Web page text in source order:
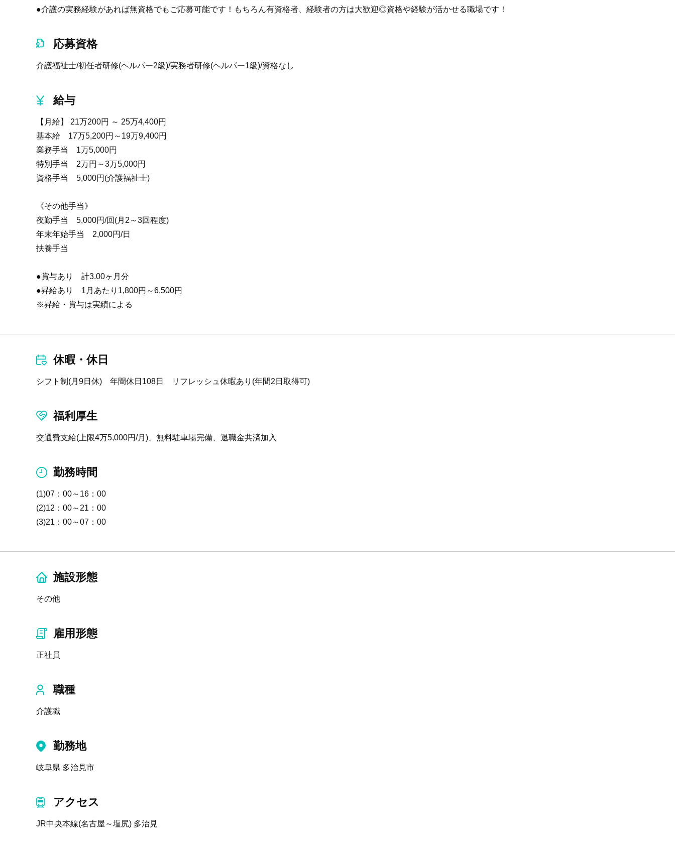
●介護の実務経験があれば無資格でもご応募可能です！もちろん有資格者、経験者の方は大歓迎◎資格や経験が活かせる職場です！
応募資格
介護福祉士/初任者研修(ヘルパー2級)/実務者研修(ヘルパー1級)/資格なし
給与
【月給】 21万200円 ～ 25万4,400円
基本給 17万5,200円～19万9,400円
業務手当 1万5,000円
特別手当 2万円～3万5,000円
資格手当 5,000円(介護福祉士)
《その他手当》
夜勤手当 5,000円/回(月2～3回程度)
年末年始手当 2,000円/日
扶養手当
●賞与あり 計3.00ヶ月分
●昇給あり 1月あたり1,800円～6,500円
※昇給・賞与は実績による
休暇・休日
シフト制(月9日休) 年間休日108日 リフレッシュ休暇あり(年間2日取得可)
福利厚生
交通費支給(上限4万5,000円/月)、無料駐車場完備、退職金共済加入
勤務時間
(1)07：00～16：00
(2)12：00～21：00
(3)21：00～07：00
施設形態
その他
雇用形態
正社員
職種
介護職
勤務地
岐阜県 多治見市
アクセス
JR中央本線(名古屋～塩尻) 多治見